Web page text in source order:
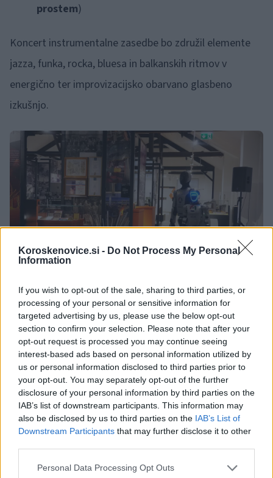
Koroskenovice.si - Do Not Process My Personal
Information
If you wish to opt-out of the sale, sharing to third parties, or
processing of your personal or sensitive information for
targeted advertising by us, please use the below opt-out
section to confirm your selection. Please note that after your
opt-out request is processed you may continue seeing
interest-based ads based on personal information utilized by
us or personal information disclosed to third parties prior to
your opt-out. You may separately opt-out of the further
disclosure of your personal information by third parties on the
IAB’s list of downstream participants. This information may
also be disclosed by us to third parties on the IAB’s List of
Downstream Participants that may further disclose it to other
Please note that this website/app uses one or more Google
Personal Data Processing Opt Outs
prostem)
Koncert instrumentalne zasedbe bo združil elemente
jazza, funka, rocka, bluesa in balkanskih ritmov v
energično ter improvizacijsko obarvano glasbeno
izkušnjo.
Razstavišče na Gradu Ravne:
10.00:Dancescapes
Program združuje dve edinstveni plesni izkušnji.
Obiskovalci si bodo lahko ogledali plesni performans v
živo TOUCH, duet priznanega koreografa Igorja Kirova,
ki skozi subtilen telesni dialog raziskuje odnos med